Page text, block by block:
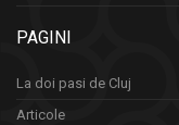
PAGINI
La doi pasi de Cluj
Articole